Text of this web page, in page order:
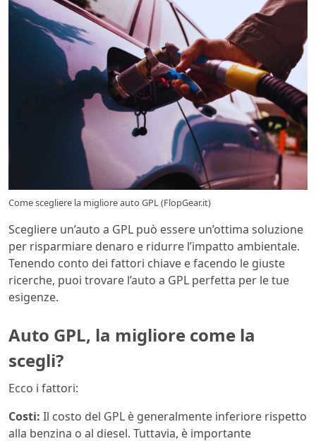
Come scegliere la migliore auto GPL (FlopGear.it)
Scegliere un’auto a GPL può essere un’ottima soluzione
per risparmiare denaro e ridurre l’impatto ambientale.
Tenendo conto dei fattori chiave e facendo le giuste
ricerche, puoi trovare l’auto a GPL perfetta per le tue
esigenze.
Auto GPL, la migliore come la
scegli?
Ecco i fattori:
Costi: Il costo del GPL è generalmente inferiore rispetto
alla benzina o al diesel. Tuttavia, è importante